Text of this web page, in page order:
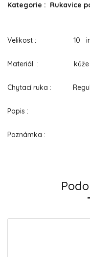
Kategorie : Rukavice
Velikost : 10
Materiál : kůže
Chytací ruka :
Popis :
Poznámka :